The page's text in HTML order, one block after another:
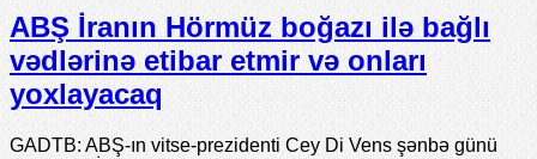
ABŞ İranın Hörmüz boğazı ilə bağlı
vədlərinə etibar etmir və onları
yoxlayacaq
GADTB: ABŞ-ın vitse-prezidenti Cey Di Vens şənbə günü